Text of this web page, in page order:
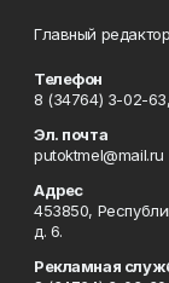
Главный
Телефон
8 (34764) 3-02-
Эл. почта
putoktmel@mail.ru
Адрес
453850,
д. 6.
Рекламная